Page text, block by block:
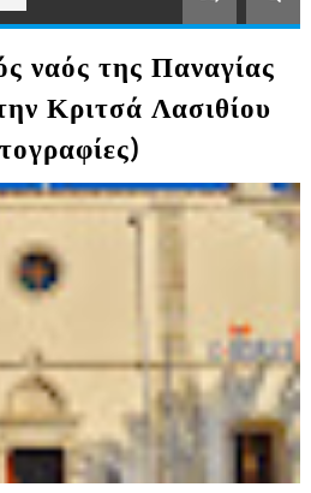
ναός της Παναγίας
Κριτσά Λασιθίου